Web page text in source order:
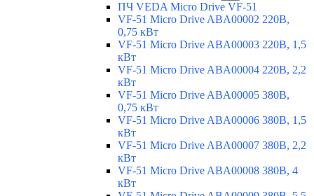
ПЧ VEDA Micro Drive VF-51
VF-51 Micro Drive ABA00002 220В,
0,75 кВт
VF-51 Micro Drive ABA00003 220В, 1,5
кВт
VF-51 Micro Drive ABA00004 220В, 2,2
кВт
VF-51 Micro Drive ABA00005 380В,
0,75 кВт
VF-51 Micro Drive ABA00006 380В, 1,5
кВт
VF-51 Micro Drive ABA00007 380В, 2,2
кВт
VF-51 Micro Drive ABA00008 380В, 4
кВт